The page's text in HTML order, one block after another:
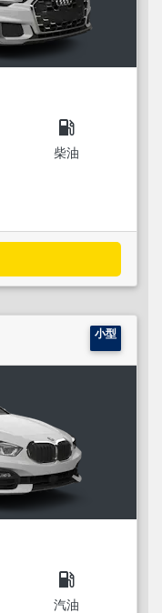
local_gas_station
柴油
小型
local_gas_station
汽油